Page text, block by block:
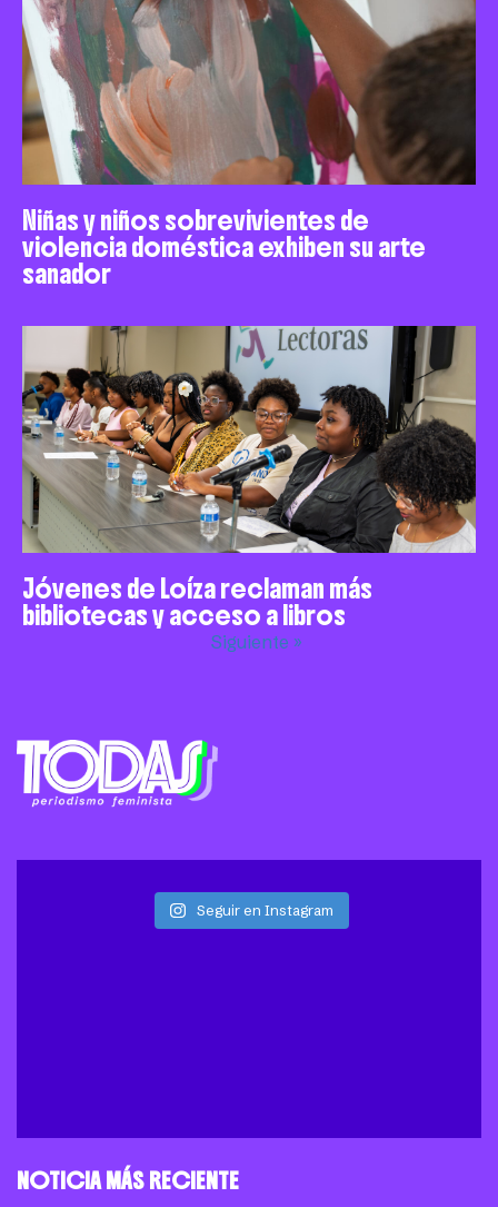
Niñas y niños sobrevivientes de
violencia doméstica exhiben su arte
sanador
Jóvenes de Loíza reclaman más
bibliotecas y acceso a libros
Siguiente »
Seguir en Instagram
NOTICIA MÁS RECIENTE